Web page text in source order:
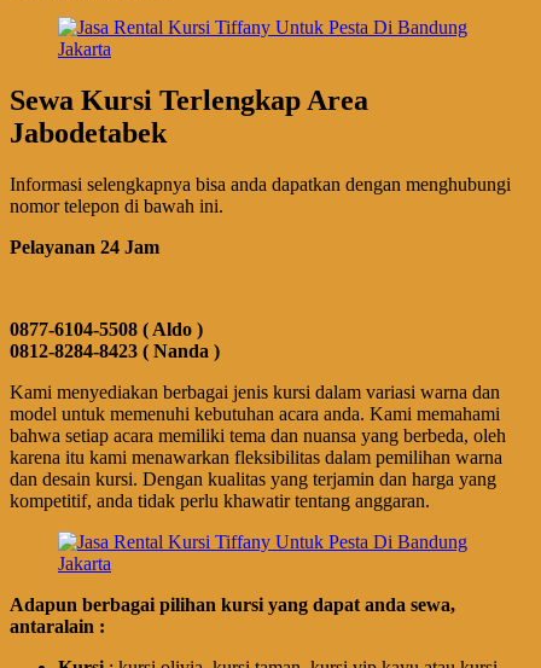
Sewa Kursi Terlengkap Area
Jabodetabek
Informasi selengkapnya bisa anda dapatkan dengan menghubungi
nomor telepon di bawah ini.
Pelayanan 24 Jam
0877-6104-5508 ( Aldo )
0812-8284-8423 ( Nanda )
Kami menyediakan berbagai jenis kursi dalam variasi warna dan
model untuk memenuhi kebutuhan acara anda. Kami memahami
bahwa setiap acara memiliki tema dan nuansa yang berbeda, oleh
karena itu kami menawarkan fleksibilitas dalam pemilihan warna
dan desain kursi. Dengan kualitas yang terjamin dan harga yang
kompetitif, anda tidak perlu khawatir tentang anggaran.
Adapun berbagai pilihan kursi yang dapat anda sewa,
antaralain :